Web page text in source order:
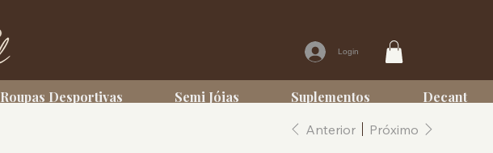
Login
Roupas Desportivas Semi Jóias Suplementos Decant
Anterior Próximo